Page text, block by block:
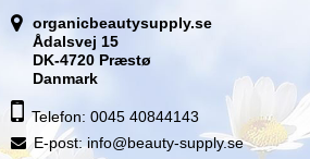
organicbeautysupply.se
Ådalsvej 15
DK-4720 Præstø
Danmark
Telefon: 0045 40844143
E-post: info@beauty-supply.se